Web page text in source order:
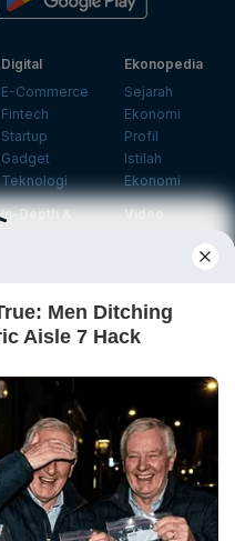
Digital
E-Commerce
Fintech
Startup
Gadget
Teknologi
Ekonopedia
Sejarah
Ekonomi
Profil
Istilah
Ekonomi
In-Depth &
Wawancara
Laporan
Video
Foto
Podcast